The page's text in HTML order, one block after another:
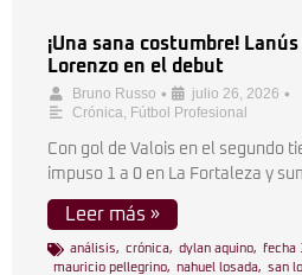
¡Una sana costumbre!
Lorenzo en el debut
Bruno Russo • julio 26, 2026 •
Crónica, Fútbol Profesional
Con gol de Valois en el segundo
impuso 1 a 0 en La Fortaleza y
Leer más »
análisis, crónica, dylan aquino, fecha 1
mauricio pellegrino, nahuel losada, san